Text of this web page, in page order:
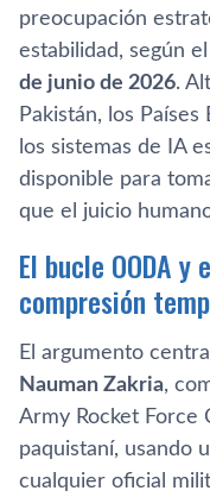
preocupación
estabilidad, según
de junio de 2026.
Pakistán, los
los sistemas de IA
disponible para
que el juicio
El bucle OODA
compresión
El argumento
Nauman Zakria,
Army Rocket Force
paquistaní, usando
cualquier oficial